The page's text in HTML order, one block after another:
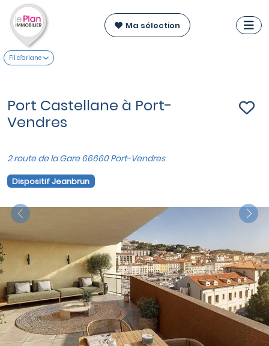
Ma sélection
Fil d'ariane
Port Castellane à Port-
Vendres
2 route de la Gare 66660 Port-Vendres
Dispositif Jeanbrun
Previous
Next
VOIR SUR LA CARTE
Appartements du T2 au T3
à partir de
195 000 €
Nos autres appartements neufs
à Port-Vendres
Livraison :1er trimestre 2028
Etat d'avancement :Nouveau programme
Éligible :Dispositif Jeanbrun